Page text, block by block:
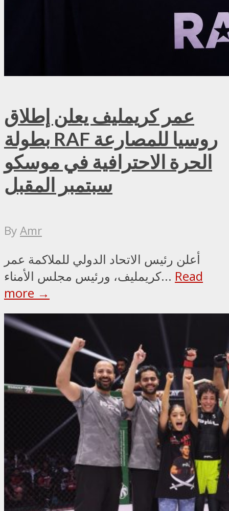
عمر كريمليف يعلن إطلاق
بطولة RAF روسيا للمصارعة
الحرة الاحترافية في موسكو
سبتمبر المقبل
ByAmr
أعلن رئيس الاتحاد الدولي للملاكمة عمر
كريمليف، ورئيس مجلس الأمناء... Read
more →